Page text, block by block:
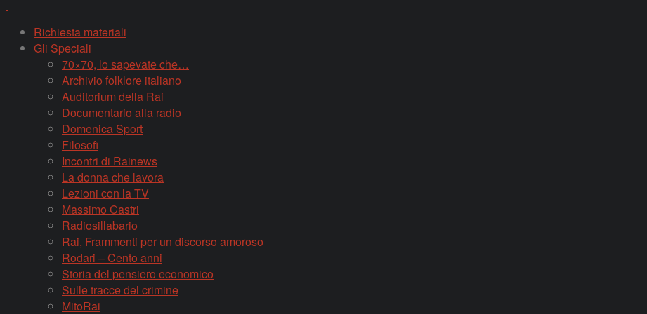
Richiesta materiali
Gli Speciali
70×70, lo sapevate che…
Archivio folklore italiano
Auditorium della Rai
Documentario alla radio
Domenica Sport
Filosofi
Incontri di Rainews
La donna che lavora
Lezioni con la TV
Massimo Castri
Radiosillabario
Rai, Frammenti per un discorso amoroso
Rodari – Cento anni
Storia del pensiero economico
Sulle tracce del crimine
MitoRai